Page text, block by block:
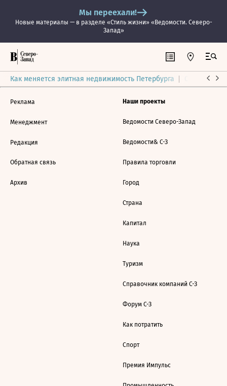
Мы переехали!
Новые материалы — в разделе «Стиль жизни» «Ведомости. Северо-
Запад»
Как меняется элитная недвижимость Петербурга Ситуация
Реклама
Менеджмент
Редакция
Обратная связь
Архив
Наши проекты
Ведомости Северо-Запад
Ведомости& С-З
Правила торговли
Город
Страна
Капитал
Наука
Туризм
Справочник компаний С-З
Форум С-З
Как потратить
Спорт
Премия Импульс